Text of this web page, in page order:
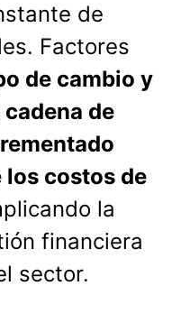
de
. Factores
de cambio y
de
costos de
la
financiera
sector.